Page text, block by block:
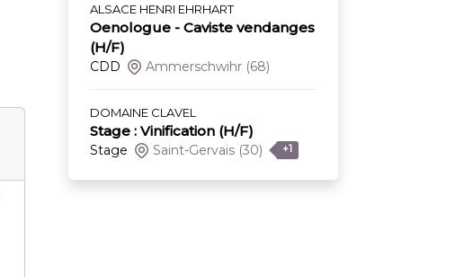
ALSACE HENRI EHRHART
Oenologue - Caviste vendanges
(H/F)
CDD Ammerschwihr (68)
DOMAINE CLAVEL
Stage : Vinification (H/F)
Stage Saint-Gervais (30) +1